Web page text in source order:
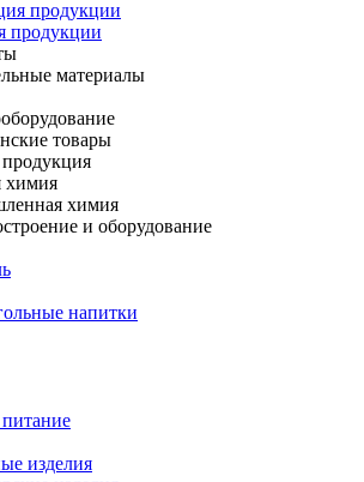
продукции
материалы
товары
продукция
химия
химия
и оборудование
напитки
питание
изделия